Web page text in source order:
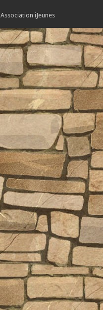
Association iJeunes